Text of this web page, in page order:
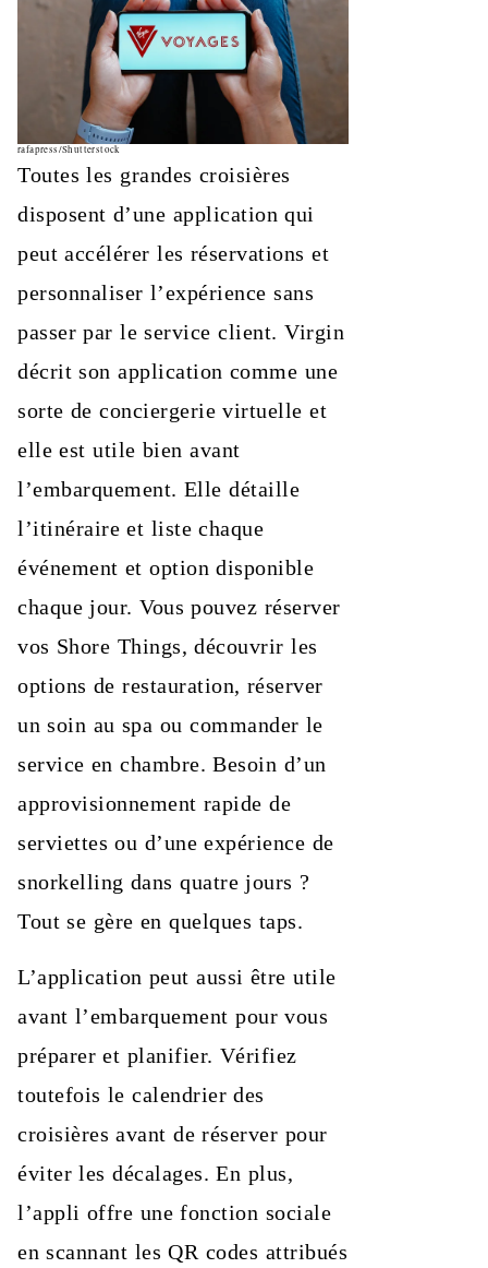
rafapress/Shutterstock
Toutes les grandes croisières
disposent d’une application qui
peut accélérer les réservations et
personnaliser l’expérience sans
passer par le service client. Virgin
décrit son application comme une
sorte de conciergerie virtuelle et
elle est utile bien avant
l’embarquement. Elle détaille
l’itinéraire et liste chaque
événement et option disponible
chaque jour. Vous pouvez réserver
vos Shore Things, découvrir les
options de restauration, réserver
un soin au spa ou commander le
service en chambre. Besoin d’un
approvisionnement rapide de
serviettes ou d’une expérience de
snorkelling dans quatre jours ?
Tout se gère en quelques taps.
L’application peut aussi être utile
avant l’embarquement pour vous
préparer et planifier. Vérifiez
toutefois le calendrier des
croisières avant de réserver pour
éviter les décalages. En plus,
l’appli offre une fonction sociale
en scannant les QR codes attribués